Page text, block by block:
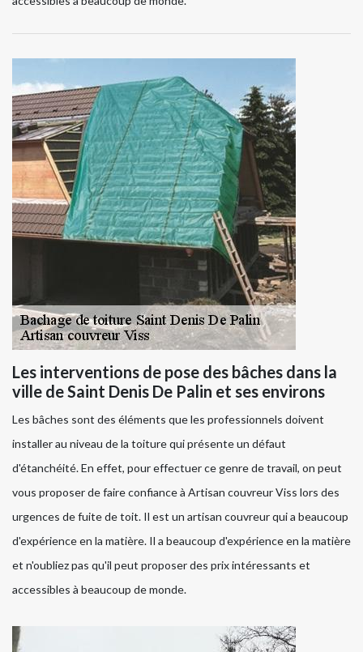
Les interventions de pose des bâches dans la
ville de Saint Denis De Palin et ses environs
Les bâches sont des éléments que les professionnels doivent
installer au niveau de la toiture qui présente un défaut
d'étanchéité. En effet, pour effectuer ce genre de travail, on peut
vous proposer de faire confiance à Artisan couvreur Viss lors des
urgences de fuite de toit. Il est un artisan couvreur qui a beaucoup
d'expérience en la matière. Il a beaucoup d'expérience en la matière
et n'oubliez pas qu'il peut proposer des prix intéressants et
accessibles à beaucoup de monde.